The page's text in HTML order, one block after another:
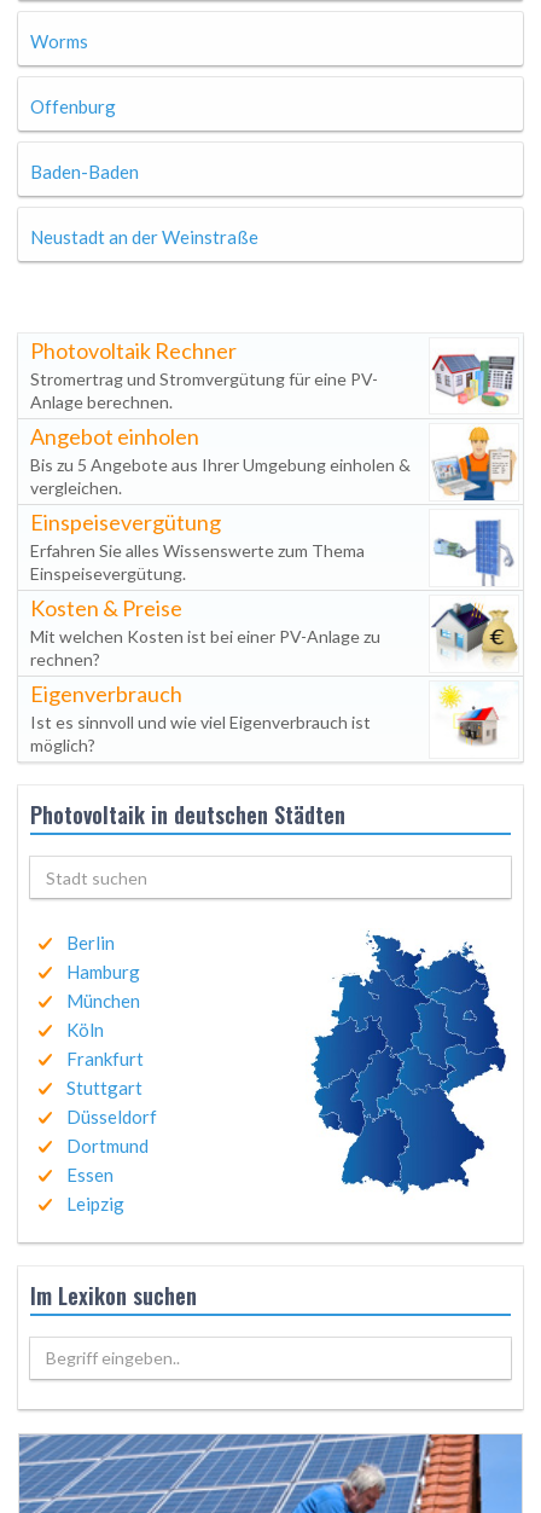
Worms
Offenburg
Baden-Baden
Neustadt an der Weinstraße
Photovoltaik Rechner
Stromertrag und Stromvergütung für eine PV-
Anlage berechnen.
Angebot einholen
Bis zu 5 Angebote aus Ihrer Umgebung einholen &
vergleichen.
Einspeisevergütung
Erfahren Sie alles Wissenswerte zum Thema
Einspeisevergütung.
Kosten & Preise
Mit welchen Kosten ist bei einer PV-Anlage zu
rechnen?
Eigenverbrauch
Ist es sinnvoll und wie viel Eigenverbrauch ist
möglich?
Photovoltaik in deutschen Städten
Berlin
Hamburg
München
Köln
Frankfurt
Stuttgart
Düsseldorf
Dortmund
Essen
Leipzig
Im Lexikon suchen
Begriff eingeben..